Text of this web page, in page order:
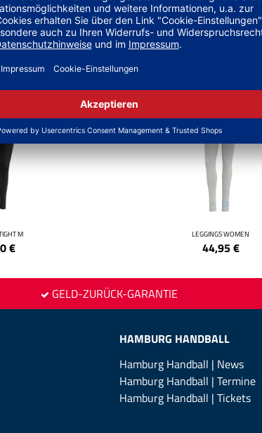
M
€
NEW
LEGGINGS WOMEN
44,95€
GELD-ZURÜCK-GARANTIE
HAMBURG HANDBALL
Hamburg Handball | News
Hamburg Handball | Termine
Hamburg Handball | Tickets